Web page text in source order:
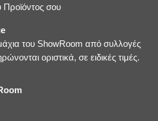
Προϊόντος σου
του ShowRoom από συλλογές
οριστικά, σε ειδικές τιμές.